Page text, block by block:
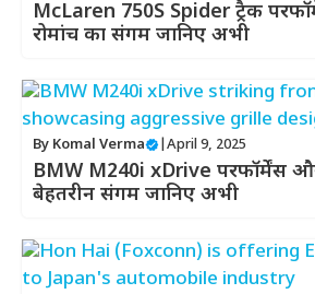
McLaren 750S Spider ट्रैक
रोमांच का संगम जानिए अभी
By Komal Verma April 9, 2025
BMW M240i xDrive परफॉर्मेंस
बेहतरीन संगम जानिए अभी